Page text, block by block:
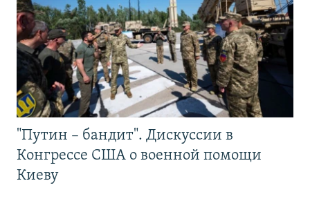
"Путин – бандит". Дискуссии в
Конгрессе США о военной помощи
Киеву